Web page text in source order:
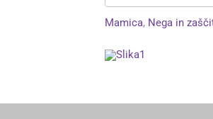
Mamica, Nega in